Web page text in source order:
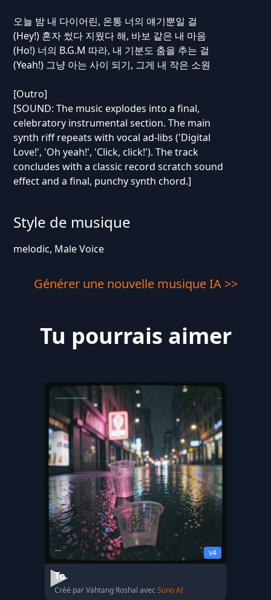
오늘 밤 내 다이어린, 온통 너의 얘기뿐일 걸
(Hey!) 혼자 썼다 지웠다 해, 바보 같은 내 마음
(Ho!) 너의 B.G.M 따라, 내 기분도 춤을 추는 걸
(Yeah!) 그냥 아는 사이 되기, 그게 내 작은 소원
[Outro]
[SOUND: The music explodes into a final,
celebratory instrumental section. The main
synth riff repeats with vocal ad-libs ('Digital
Love!', 'Oh yeah!', 'Click, click!'). The track
concludes with a classic record scratch sound
effect and a final, punchy synth chord.]
Style de musique
melodic, Male Voice
Générer une nouvelle musique IA >>
Tu pourrais aimer
v4
То
Créé par Vahtang Roshal avec Suno AI